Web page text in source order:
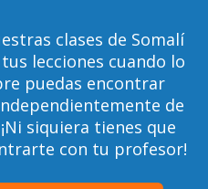
clases de Somalí
lecciones cuando lo
puedas encontrar
de
siquiera tienes que
con tu profesor!